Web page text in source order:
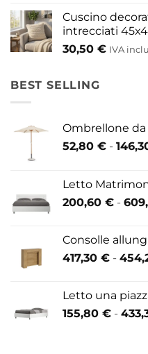
Cuscino
intrecciati
30,50 € IVA
BEST SELLING
Ombrellone da
52,80 € -
Letto
200,60 € -
Consolle
417,30 € -
Letto una
155,80 € -